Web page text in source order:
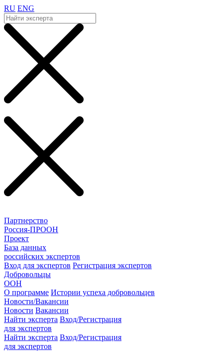
RU ENG
Партнерство
Россия-ПРООН
Проект
База данных
российских экспертов
Вход для экспертов Регистрация экспертов
Добровольцы
ООН
О программе Истории успеха добровольцев
Новости/Вакансии
Новости Вакансии
Найти эксперта Вход/Регистрация
для экспертов
Найти эксперта Вход/Регистрация
для экспертов